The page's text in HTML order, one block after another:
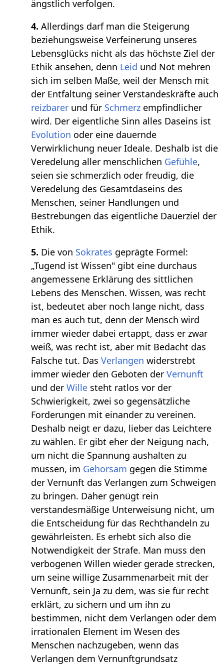
ängstlich verfolgen.
4. Allerdings darf man die Steigerung
beziehungsweise Verfeinerung unseres
Lebensglücks nicht als das höchste Ziel der
Ethik ansehen, denn Leid und Not mehren
sich im selben Maße, weil der Mensch mit
der Entfaltung seiner Verstandeskräfte auch
reizbarer und für Schmerz empfindlicher
wird. Der eigentliche Sinn alles Daseins ist
Evolution oder eine dauernde
Verwirklichung neuer Ideale. Deshalb ist die
Veredelung aller menschlichen Gefühle,
seien sie schmerzlich oder freudig, die
Veredelung des Gesamtdaseins des
Menschen, seiner Handlungen und
Bestrebungen das eigentliche Dauerziel der
Ethik.
5. Die von Sokrates geprägte Formel:
„Tugend ist Wissen" gibt eine durchaus
angemessene Erklärung des sittlichen
Lebens des Menschen. Wissen, was recht
ist, bedeutet aber noch lange nicht, dass
man es auch tut, denn der Mensch wird
immer wieder dabei ertappt, dass er zwar
weiß, was recht ist, aber mit Bedacht das
Falsche tut. DasVerlangen widerstrebt
immer wieder den Geboten derVernunft
und derWille steht ratlos vor der
Schwierigkeit, zwei so gegensätzliche
Forderungen mit einander zu vereinen.
Deshalb neigt er dazu, lieber das Leichtere
zu wählen. Er gibt eher der Neigung nach,
um nicht die Spannung aushalten zu
müssen, im Gehorsam gegen die Stimme
der Vernunft das Verlangen zum Schweigen
zu bringen. Daher genügt rein
verstandesmäßige Unterweisung nicht, um
die Entscheidung für das Rechthandeln zu
gewährleisten. Es erhebt sich also die
Notwendigkeit der Strafe. Man muss den
verbogenen Willen wieder gerade strecken,
um seine willige Zusammenarbeit mit der
Vernunft, sein Ja zu dem, was sie für recht
erklärt, zu sichern und um ihn zu
bestimmen, nicht dem Verlangen oder dem
irrationalen Element im Wesen des
Menschen nachzugeben, wenn das
Verlangen dem Vernunftgrundsatz